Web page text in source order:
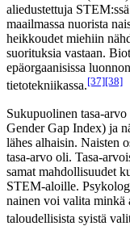
aliedustettuja
maailmassa nuorista
heikkoudet miehiin
suorituksia vastaan.
epäorgaanisissa
tietotekniikassa.[37][38]
Sukupuolinen tasa-
Gender Gap Index) ja
lähes alhaisin. Naisten
tasa-arvo oli. Tasa-
samat mahdollisuudet
STEM-aloille.
nainen voi valita minkä
taloudellisista syistä